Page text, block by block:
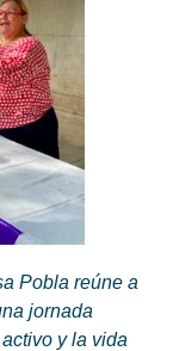
Pobla reúne a
jornada
y la vida